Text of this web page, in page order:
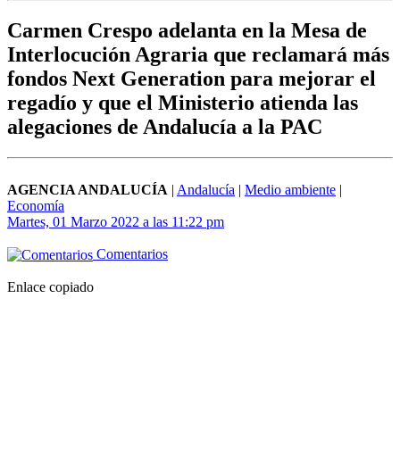
Carmen Crespo adelanta en la Mesa de
Interlocución Agraria que reclamará más
fondos Next Generation para mejorar el
regadío y que el Ministerio atienda las
alegaciones de Andalucía a la PAC
AGENCIA ANDALUCÍA | Andalucía | Medio ambiente |
Economía
Martes, 01 Marzo 2022 a las 11:22 pm
Comentarios
Enlace copiado